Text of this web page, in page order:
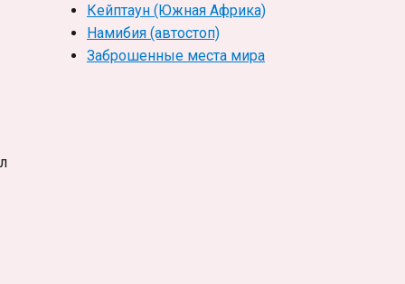
Кейптаун (Южная Африка)
Намибия (автостоп)
Заброшенные места мира